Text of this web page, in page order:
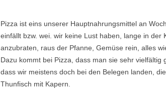
Pizza ist eins unserer Hauptnahrungsmittel an
einfällt bzw. wei. wir keine Lust haben, lange in der
anzubraten, raus der Pfanne, Gemüse rein, alles
Dazu kommt bei Pizza, dass man sie sehr vielfältig
dass wir meistens doch bei den Belegen landen,
Thunfisch mit Kapern.